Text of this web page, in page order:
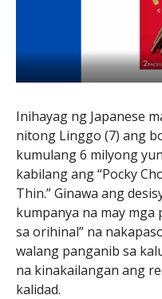
Inihayag ng Japanese
nitong Linggo (7) ang
kumulang 6 milyong
kabilang ang “Pocky
Thin.” Ginawa ang
kumpanya na may mga
sa orihinal” na
walang panganib sa
na kinakailangan ang
kalidad.